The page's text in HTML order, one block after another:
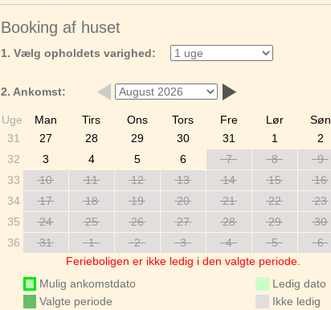
Booking af huset
1. Vælg opholdets varighed:
2. Ankomst:
Uge Man Tirs Ons Tors Fre Lør
Søn
31
27 28 29 30 31 1
2
32
3 4 5 6 7 8
9
33
10 11 12 13 14 15
16
34
17 18 19 20 21 22
23
35
24 25 26 27 28 29
30
36
31 1 2 3 4 5
6
Ferieboligen er ikke ledig i den valgte periode.
Mulig ankomstdato
Valgte periode
Ledig dato
Ikke ledig